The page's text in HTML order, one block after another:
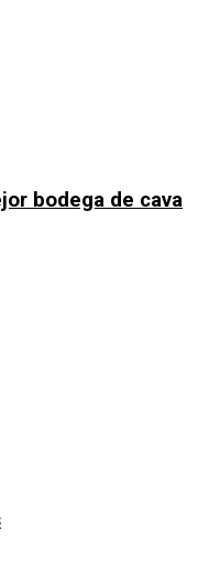
bodega de cava